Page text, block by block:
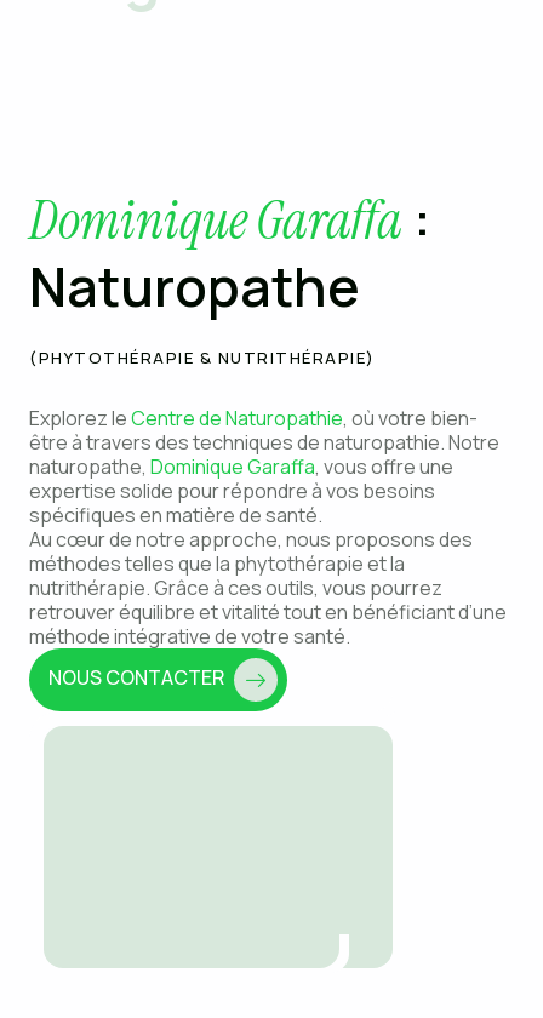
Dominique Garaffa :
Naturopathe
(PHYTOTHÉRAPIE & NUTRITHÉRAPIE)
Explorez leCentre de Naturopathie, où votre bien-
être à travers des techniques de naturopathie. Notre
naturopathe, Dominique Garaffa, vous offre une
expertise solide pour répondre à vos besoins
spécifiques en matière de santé.
Au cœur de notre approche, nous proposons des
méthodes telles que la phytothérapie et la
nutrithérapie. Grâce à ces outils, vous pourrez
retrouver équilibre et vitalité tout en bénéficiant d’une
méthode intégrative de votre santé.
NOUS CONTACTER